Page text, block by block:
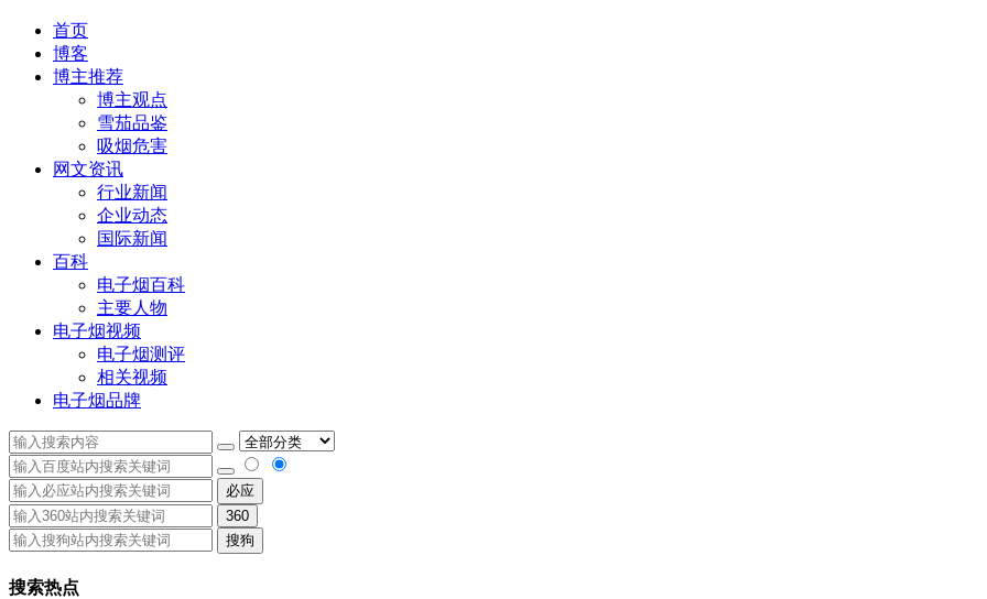
首页
博客
博主推荐
博主观点
雪茄品鉴
吸烟危害
网文资讯
行业新闻
企业动态
国际新闻
百科
电子烟百科
主要人物
电子烟视频
电子烟测评
相关视频
电子烟品牌
必应
360
搜狗
搜索热点